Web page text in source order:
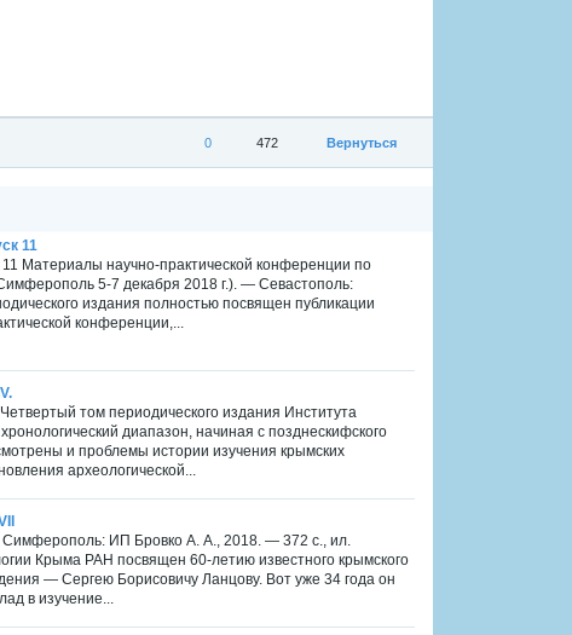
Вернуться
472
0
11
Материалы научно-практической конференции по
5-7 декабря 2018 г.). — Севастополь:
издания полностью посвящен публикации
конференции,...
том периодического издания Института
диапазон, начиная с позднескифского
и проблемы истории изучения крымских
археологической...
ИП Бровко А. А., 2018. — 372 с., ил.
Крыма РАН посвящен 60-летию известного крымского
— Сергею Борисовичу Ланцову. Вот уже 34 года он
в изучение...